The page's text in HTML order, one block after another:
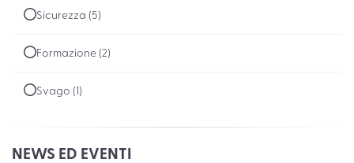
Sicurezza (5)
Formazione (2)
Svago (1)
NEWS ED EVENTI